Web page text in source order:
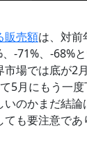
販売額は、対前
-71%、-68%
場では底が2
5月にもう一
のかまだ結
も要注意で